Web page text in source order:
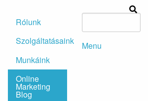
Rólunk
Szolgáltatásaink
Munkáink
Online
Marketing
Blog
Menu